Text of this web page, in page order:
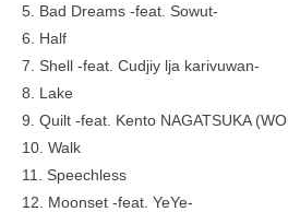
5. Bad Dreams -feat. Sowut-
6. Half
7. Shell -feat. Cudjiy lja karivuwan-
8. Lake
9. Quilt -feat. Kento NAGATSUKA
10. Walk
11. Speechless
12. Moonset -feat. YeYe-